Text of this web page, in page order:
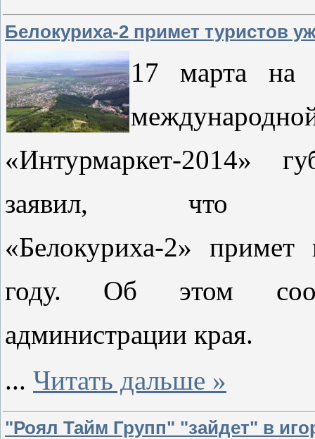
Белокуриха-2 примет туристов
17 марта на
«Интурмаркет-2014»
заявил, что
«Белокуриха-2»
году. Об этом
администрации края.
... Читать дальше »
"Роял Тайм Групп" "зайдет" в